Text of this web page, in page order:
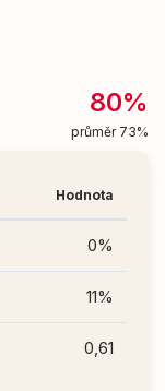
80%
průměr 73%
Hodnota
0%
11%
0,61